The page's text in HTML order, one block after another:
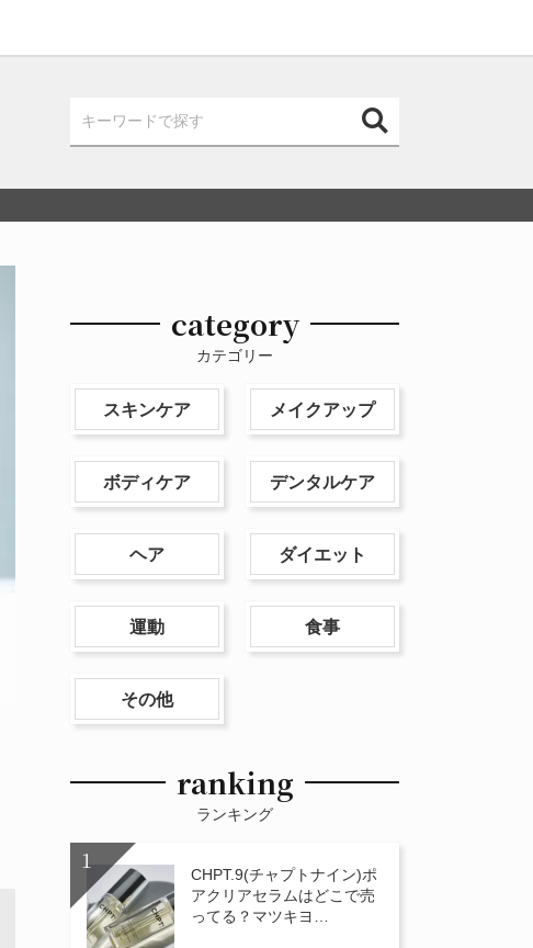
category
カテゴリー
スキンケア メイクアップ
ボディケア デンタルケア
ヘア ダイエット
運動 食事
その他
ranking
ランキング
CHPT.9(チャプトナイン)ポ
アクリアセラムはどこで売
ってる？マツキヨ…